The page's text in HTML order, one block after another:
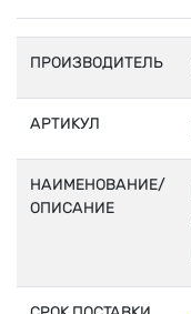
ПРОИЗВОДИТЕЛЬ
АРТИКУЛ
НАИМЕНОВАНИЕ/
ОПИСАНИЕ